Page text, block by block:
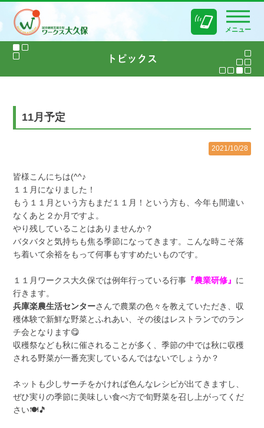
メニュー
11月予定
2021/10/28
皆様こんにちは(^^♪
１１月になりました！
もう１１月という方もまだ１１月！という方も、今年も間違い
なくあと２か月ですよ。
やり残していることはありませんか？
バタバタと気持ちも焦る季節になってきます。こんな時こそ落
ち着いて余裕をもって何事もすすめたいものです。
１１月ワークス大久保では例年行っている行事 『農業研修』 に
行きます。
兵庫楽農生活センターさんで農業の色々を教えていただき、収
穫体験で新鮮な野菜とふれあい、その後はレストランでのラン
チ会となります😋
収穫祭なども秋に催されることが多く、季節の中では秋に収穫
される野菜が一番充実しているんではないでしょうか？
ネットも少しサーチをかければ色んなレシピが出てきますし、
ぜひ実りの季節に美味しい食べ方で旬野菜を召し上がってくだ
さい🍽🎵